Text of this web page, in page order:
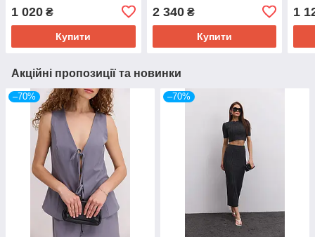
1 020 ₴
Купити
2 340₴
Купити
1
Акційні пропозиції та новинки
–70% –70%